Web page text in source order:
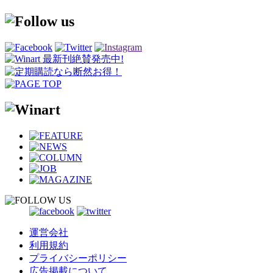
運営会社
利用規約
プライバシーポリシー
広告掲載について